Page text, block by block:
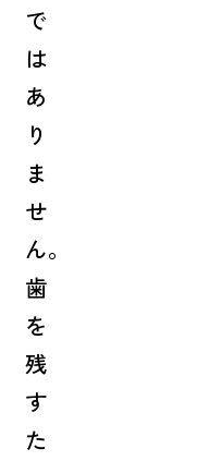
で
は
あ
り
ま
せ
ん。
歯
を
残
す
た